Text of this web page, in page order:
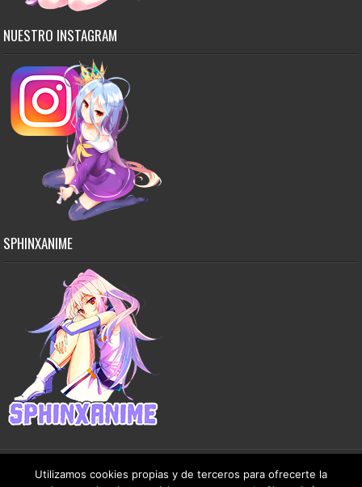
NUESTRO INSTAGRAM
SPHINXANIME
Utilizamos cookies propias y de terceros para ofrecerte la